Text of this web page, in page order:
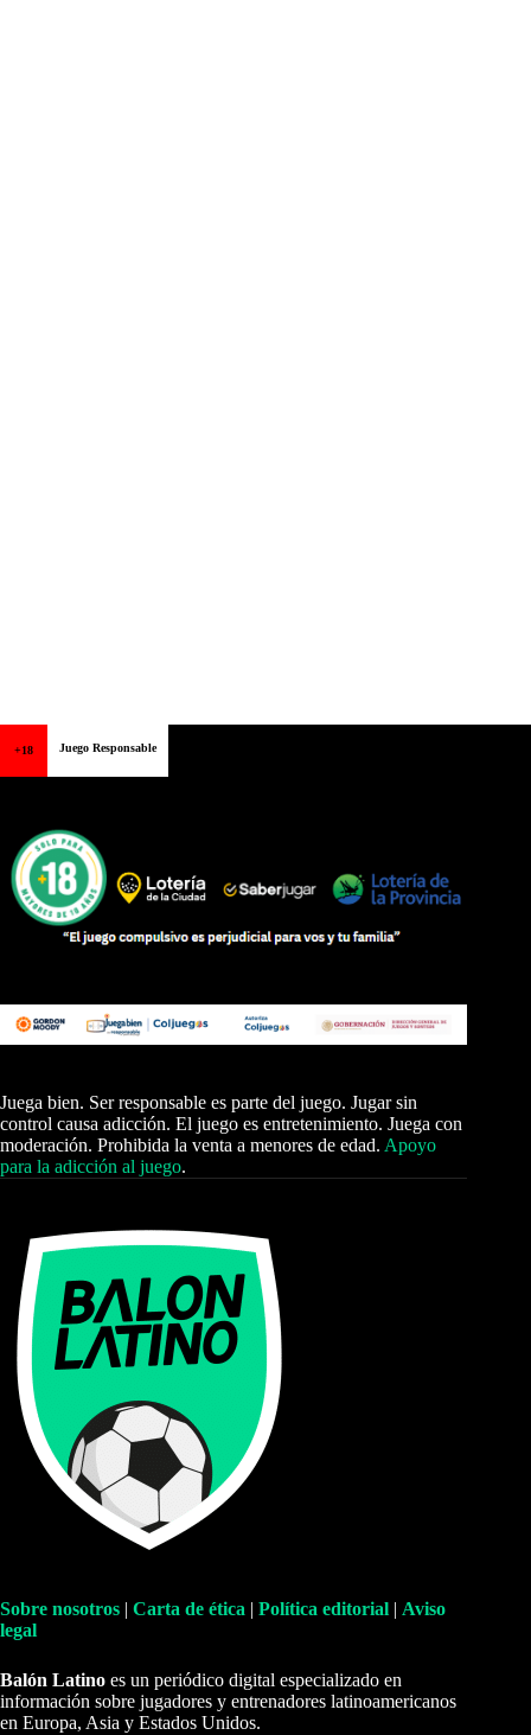
+18 Juego Responsable
Juega bien. Ser responsable es parte del juego. Jugar sin
control causa adicción. El juego es entretenimiento. Juega con
moderación. Prohibida la venta a menores de edad. Apoyo
para la adicción al juego.
Sobre nosotros | Carta de ética | Política editorial | Aviso
legal
Balón Latino es un periódico digital especializado en
información sobre jugadores y entrenadores latinoamericanos
en Europa, Asia y Estados Unidos.